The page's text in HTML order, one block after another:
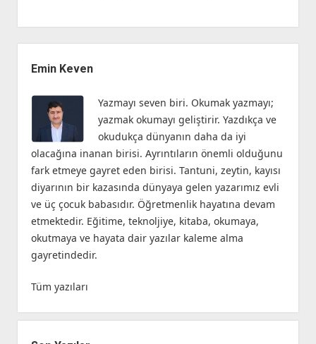
Menü
Emin Keven
Yazmayı seven biri. Okumak yazmayı;
yazmak okumayı geliştirir. Yazdıkça ve
okudukça dünyanın daha da iyi
olacağına inanan birisi. Ayrıntıların önemli olduğunu
fark etmeye gayret eden birisi. Tantuni, zeytin, kayısı
diyarının bir kazasında dünyaya gelen yazarımız evli
ve üç çocuk babasıdır. Öğretmenlik hayatına devam
etmektedir. Eğitime, teknoljiye, kitaba, okumaya,
okutmaya ve hayata dair yazılar kaleme alma
gayretindedir.
Tüm yazıları